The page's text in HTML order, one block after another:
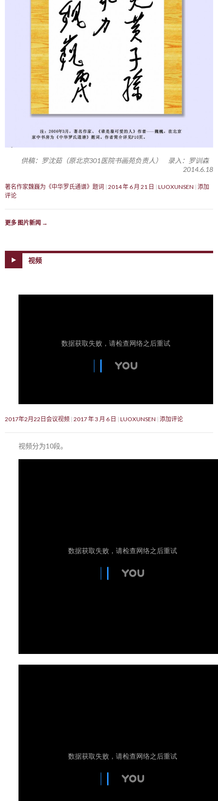
供稿：罗沈茹（原北京301医院书画苑负责人） 录入：罗训森
2014.6.18
著名作家魏巍为《中华罗氏通谱》题词 2014 年 6 月 21 日 LUOXUNSEN 添加
评论
更多 图片新闻 →
视频
2017年2月22日会议视频 2017 年 3 月 6 日 LUOXUNSEN 添加评论
视频分为10段。